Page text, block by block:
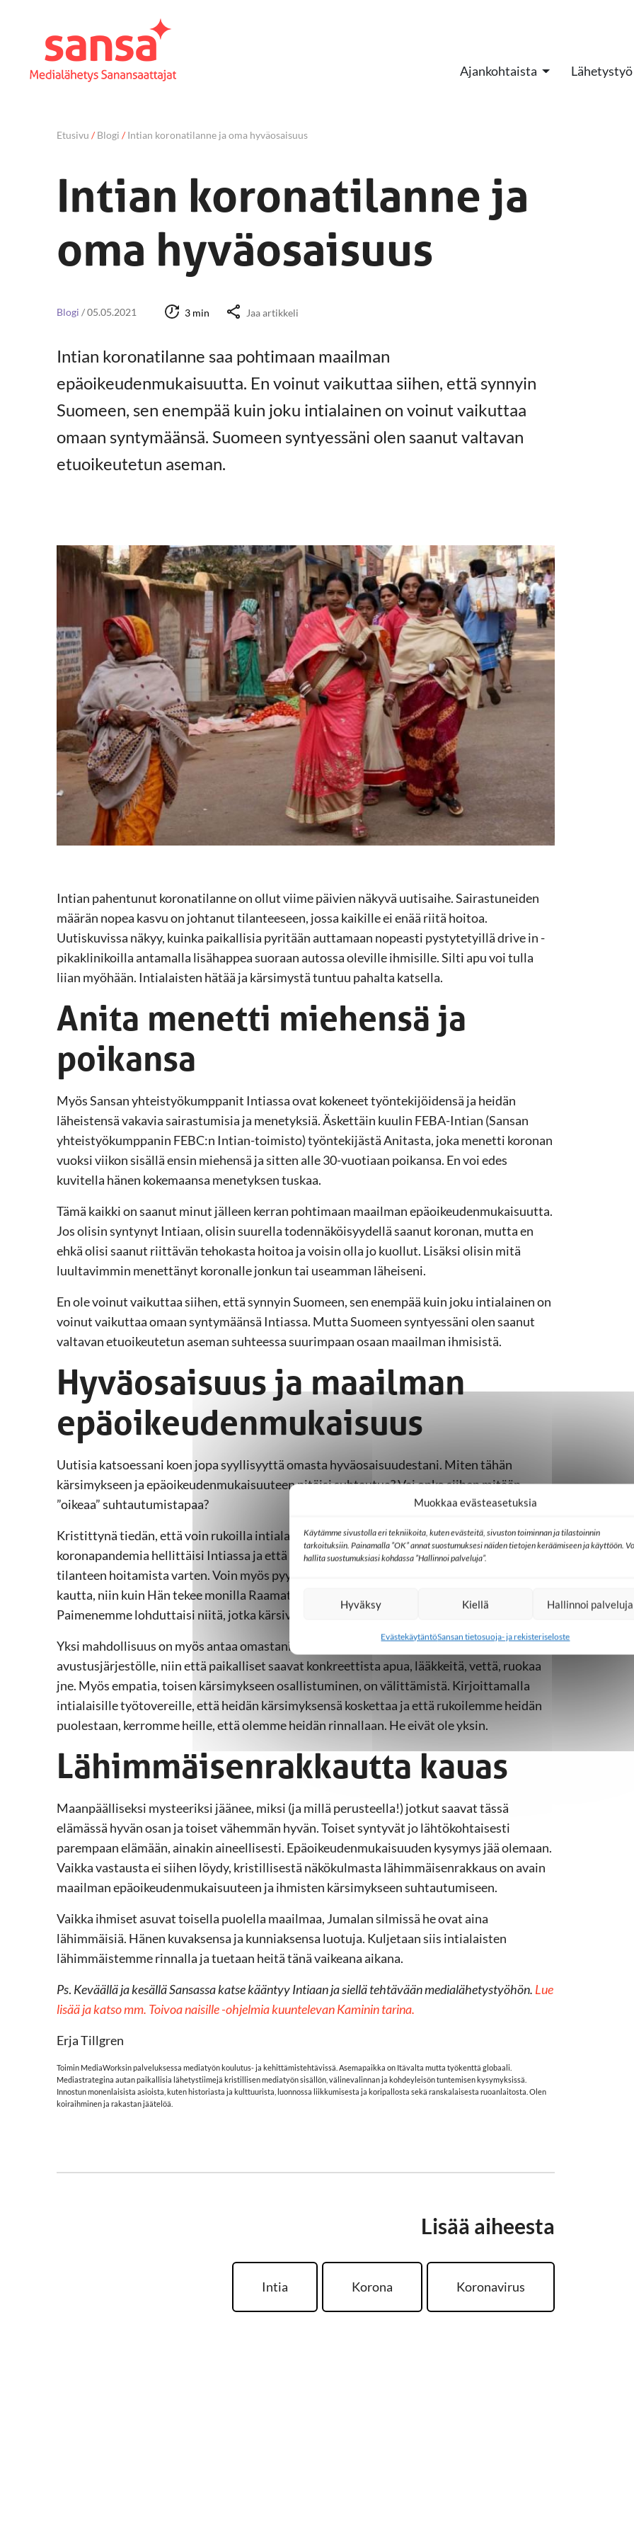
Muokkaa evästeasetuksia
Käytämme sivustolla eri tekniikoita, kuten evästeitä, sivuston toiminnan ja tilastoinnin
tarkoituksiin. Painamalla ”OK” annat suostumuksesi näiden tietojen keräämiseen ja käyttöön.
hallita suostumuksiasi kohdassa ”Hallinnoi palveluja”.
Hyväksy Kiellä Hallinnoi palveluja
EvästekäytäntöSansan tietosuoja- ja rekisteriseloste
Ajankohtaista Lähetystyö
Etusivu /Blogi /Intian koronatilanne ja oma hyväosaisuus
Intian koronatilanne ja
oma hyväosaisuus
Blogi /05.05.2021 3 min Jaa artikkeli
Intian koronatilanne saa pohtimaan maailman
epäoikeudenmukaisuutta. En voinut vaikuttaa siihen, että synnyin
Suomeen, sen enempää kuin joku intialainen on voinut vaikuttaa
omaan syntymäänsä. Suomeen syntyessäni olen saanut valtavan
etuoikeutetun aseman.
Intian pahentunut koronatilanne on ollut viime päivien näkyvä uutisaihe. Sairastuneiden
määrän nopea kasvu on johtanut tilanteeseen, jossa kaikille ei enää riitä hoitoa.
Uutiskuvissa näkyy, kuinka paikallisia pyritään auttamaan nopeasti pystytetyillä drive in -
pikaklinikoilla antamalla lisähappea suoraan autossa oleville ihmisille. Silti apu voi tulla
liian myöhään. Intialaisten hätää ja kärsimystä tuntuu pahalta katsella.
Anita menetti miehensä ja
poikansa
Myös Sansan yhteistyökumppanit Intiassa ovat kokeneet työntekijöidensä ja heidän
läheistensä vakavia sairastumisia ja menetyksiä. Äskettäin kuulin FEBA-Intian (Sansan
yhteistyökumppanin FEBC:n Intian-toimisto) työntekijästä Anitasta, joka menetti koronan
vuoksi viikon sisällä ensin miehensä ja sitten alle 30-vuotiaan poikansa. En voi edes
kuvitella hänen kokemaansa menetyksen tuskaa.
Tämä kaikki on saanut minut jälleen kerran pohtimaan maailman epäoikeudenmukaisuutta.
Jos olisin syntynyt Intiaan, olisin suurella todennäköisyydellä saanut koronan, mutta en
ehkä olisi saanut riittävän tehokasta hoitoa ja voisin olla jo kuollut. Lisäksi olisin mitä
luultavimmin menettänyt koronalle jonkun tai useamman läheiseni.
En ole voinut vaikuttaa siihen, että synnyin Suomeen, sen enempää kuin joku intialainen on
voinut vaikuttaa omaan syntymäänsä Intiassa. Mutta Suomeen syntyessäni olen saanut
valtavan etuoikeutetun aseman suhteessa suurimpaan osaan maailman ihmisistä.
Hyväosaisuus ja maailman
epäoikeudenmukaisuus
Uutisia katsoessani koen jopa syyllisyyttä omasta hyväosaisuudestani. Miten tähän
kärsimykseen ja epäoikeudenmukaisuuteen pitäisi suhtautua? Vai onko siihen mitään
”oikeaa” suhtautumistapaa?
Kristittynä tiedän, että voin rukoilla intialaisten puolesta. Voin pyytää Herralta, että
koronapandemia hellittäisi Intiassa ja että sinne saadaan riittävää aineellista apua
tilanteen hoitamista varten. Voin myös pyytää, että Jeesus parantaisi sairastuneita ihmeen
kautta, niin kuin Hän tekee monilla Raamatun sivuilla. Ja voin rukoilla, että Hyvä
Paimenemme lohduttaisi niitä, jotka kärsivät.
Yksi mahdollisuus on myös antaa omastani. Voin lahjoittaa rahaa jollekin
avustusjärjestölle, niin että paikalliset saavat konkreettista apua, lääkkeitä, vettä, ruokaa
jne. Myös empatia, toisen kärsimykseen osallistuminen, on välittämistä. Kirjoittamalla
intialaisille työtovereille, että heidän kärsimyksensä koskettaa ja että rukoilemme heidän
puolestaan, kerromme heille, että olemme heidän rinnallaan. He eivät ole yksin.
Lähimmäisenrakkautta kauas
Maanpäälliseksi mysteeriksi jäänee, miksi (ja millä perusteella!) jotkut saavat tässä
elämässä hyvän osan ja toiset vähemmän hyvän. Toiset syntyvät jo lähtökohtaisesti
parempaan elämään, ainakin aineellisesti. Epäoikeudenmukaisuuden kysymys jää olemaan.
Vaikka vastausta ei siihen löydy, kristillisestä näkökulmasta lähimmäisenrakkaus on avain
maailman epäoikeudenmukaisuuteen ja ihmisten kärsimykseen suhtautumiseen.
Vaikka ihmiset asuvat toisella puolella maailmaa, Jumalan silmissä he ovat aina
lähimmäisiä. Hänen kuvaksensa ja kunniaksensa luotuja. Kuljetaan siis intialaisten
lähimmäistemme rinnalla ja tuetaan heitä tänä vaikeana aikana.
Ps. Keväällä ja kesällä Sansassa katse kääntyy Intiaanja siellä tehtävään medialähetystyöhön. Lue
lisää ja katso mm. Toivoa naisille -ohjelmia kuuntelevan Kaminin tarina.
Erja Tillgren
Toimin MediaWorksin palveluksessa mediatyön koulutus- ja kehittämistehtävissä. Asemapaikka on Itävalta mutta työkenttä globaali.
Mediastrategina autan paikallisia lähetystiimejä kristillisen mediatyön sisällön, välinevalinnan ja kohdeyleisön tuntemisen kysymyksissä.
Innostun monenlaisista asioista, kuten historiasta ja kulttuurista, luonnossa liikkumisesta ja koripallosta sekä ranskalaisesta ruoanlaitosta. Olen
koiraihminen ja rakastan jäätelöä.
Lisää aiheesta
Intia Korona Koronavirus